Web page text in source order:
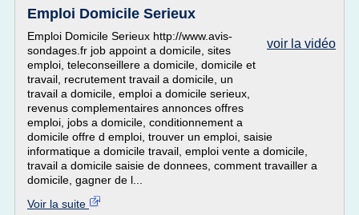
Emploi Domicile Serieux
voir la vidéo
Emploi Domicile Serieux http://www.avis-
sondages.fr job appoint a domicile, sites
emploi, teleconseillere a domicile, domicile et
travail, recrutement travail a domicile, un
travail a domicile, emploi a domicile serieux,
revenus complementaires annonces offres
emploi, jobs a domicile, conditionnement a
domicile offre d emploi, trouver un emploi, saisie
informatique a domicile travail, emploi vente a domicile,
travail a domicile saisie de donnees, comment travailler a
domicile, gagner de l...
Voir la suite